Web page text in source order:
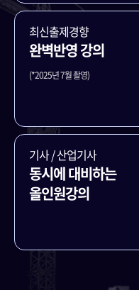
최신출제경향
완벽반영 강의
(*2025년 7월 촬영)
기사 / 산업기사
동시에 대비하는
올인원강의